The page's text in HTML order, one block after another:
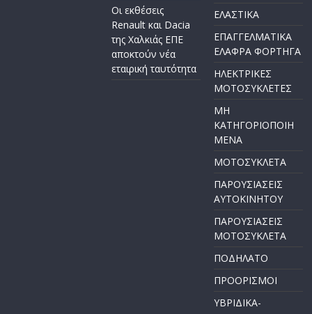
Οι εκθέσεις
Renault και Dacia
της Χαλκιάς ΕΠΕ
αποκτούν νέα
εταιρική ταυτότητα
ΕΛΑΣΤΙΚΑ
ΕΠΑΓΓΕΛΜΑΤΙΚΑ
ΕΛΑΦΡΑ ΦΟΡΤΗΓΑ
ΗΛΕΚΤΡΙΚΕΣ
ΜΟΤΟΣΥΚΛΕΤΕΣ
ΜΗ
ΚΑΤΗΓΟΡΙΟΠΟΙΗ
ΜΕΝΑ
ΜΟΤΟΣΥΚΛΕΤΑ
ΠΑΡΟΥΣΙΑΣΕΙΣ
ΑΥΤΟΚΙΝΗΤΟΥ
ΠΑΡΟΥΣΙΑΣΕΙΣ
ΜΟΤΟΣΥΚΛΕΤΑ
ΠΟΔΗΛΑΤΟ
ΠΡΟΟΡΙΣΜΟΙ
ΥΒΡΙΔΙΚΑ-